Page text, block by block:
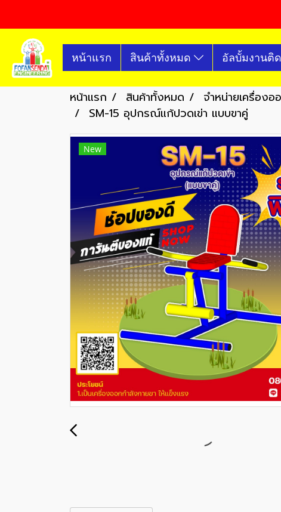
หน้าแรก สินค้าทั้งหมด อัลบั้มงานติ
หน้าแรก สินค้าทั้งหมด จำหน่ายเครื่อง
SM-15 อุปกรณ์แก้ปวดเข่า แบบขาคู่
New